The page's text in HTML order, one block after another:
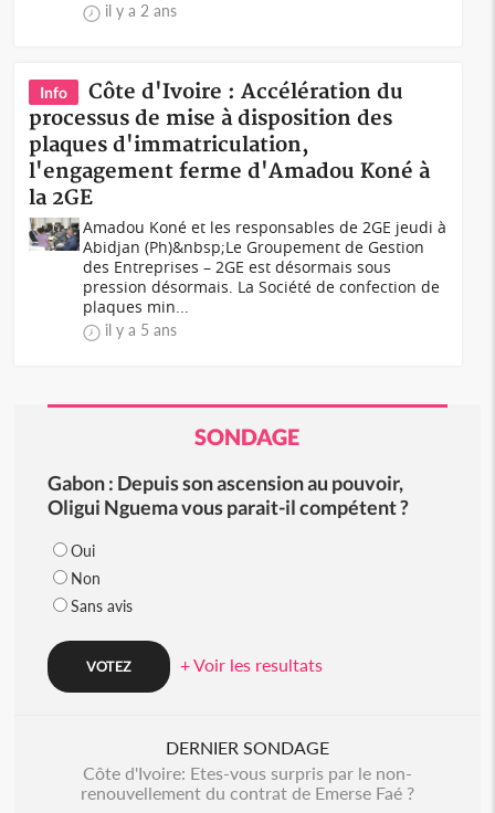
il y a 2 ans
Info
Côte d'Ivoire : Accélération du
processus de mise à disposition des
plaques d'immatriculation,
l'engagement ferme d'Amadou Koné à
la 2GE
Amadou Koné et les responsables de 2GE jeudi à
Abidjan (Ph)&nbsp;Le Groupement de Gestion
des Entreprises – 2GE est désormais sous
pression désormais. La Société de confection de
plaques min...
il y a 5 ans
SONDAGE
Gabon : Depuis son ascension au pouvoir,
Oligui Nguema vous parait-il compétent ?
Oui
Non
Sans avis
+ Voir les resultats
DERNIER SONDAGE
Côte d'Ivoire: Etes-vous surpris par le non-
renouvellement du contrat de Emerse Faé ?